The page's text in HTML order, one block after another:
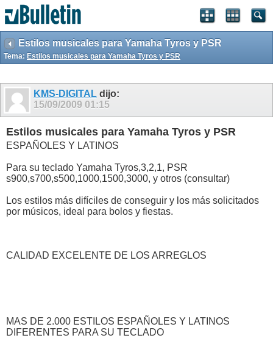
Estilos musicales para Yamaha Tyros y PSR
Tema: Estilos musicales para Yamaha Tyros y PSR
KMS-DIGITAL dijo:
15/09/2009 01:15
Estilos musicales para Yamaha Tyros y PSR
ESPAÑOLES Y LATINOS
Para su teclado Yamaha Tyros,3,2,1, PSR
s900,s700,s500,1000,1500,3000, y otros (consultar)
Los estilos más difíciles de conseguir y los más solicitados
por músicos, ideal para bolos y fiestas.
CALIDAD EXCELENTE DE LOS ARREGLOS
MAS DE 2.000 ESTILOS ESPAÑOLES Y LATINOS
DIFERENTES PARA SU TECLADO